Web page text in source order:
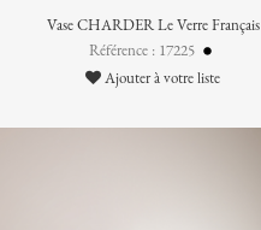
Vase CHARDER Le Verre Français
Référence : 17225
Ajouter à votre liste